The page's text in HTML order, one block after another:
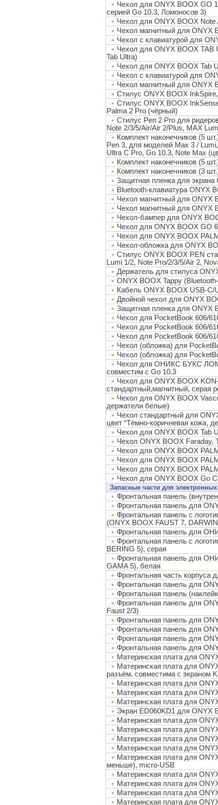
Чехол для ONYX BOOX GO
серией Go 10.3, Ломоносов 3)
Чехол для ONYX BOOX Note
Чехол магнитный для ONYX
Чехол с клавиатурой для
Чехол для ONYX BOOX TAB
Tab Ultra)
Чехол для ONYX BOOX Tab
Чехол с клавиатурой для
Чехол магнитный для ONYX
Стилус ONYX BOOX
Стилус ONYX BOOX
Palma 2 Pro (чёрный)
Стилус Pen 2 Pro для
Note 2/3/5/Air/Air 2/Plus, MAX
Комплект наконечников (5
Pen 3, для моделей Max 3 /
Ultra C Pro, Go 10.3, Note Max
Комплект наконечников (5
Комплект наконечников (3
Защитная пленка для
Bluetooth-клавиатура ONYX
Чехол магнитный для ONYX
Чехол магнитный для ONYX
Чехол-бампер для ONYX
Чехол для ONYX BOOX GO
Чехол для ONYX BOOX
Чехол-обложка для ONYX
Стилус ONYX BOOX PEN
Lumi 1/2, Note Pro/2/3/5/Air 2,
Держатель для стилуса
ONYX BOOX Tappy
Кабель ONYX BOOX USB-C/
Двойной чехол для ONYX
Защитная пленка для ONYX
Чехол для PocketBook 606/
Чехол для PocketBook 606/
Чехол для PocketBook 606/
Чехол (обложка) для
Чехол (обложка) для
Чехол для ОНИКС БУКС
совместим с Go 10.3
Чехол для ONYX BOOX
стандартный,магнитный, серая
Чехол для ONYX BOOX
держатели белые)
Чехол стандартный для
цвет “Тёмно-коричневая кожа,
Чехол для ONYX BOOX Tab
Чехол ONYX BOOX Faraday,
Чехол для ONYX BOOX
Чехол для ONYX BOOX
Чехол для ONYX BOOX
Чехол для ONYX BOOX Go
Запасные части для электронных
Фронтальная панель
Фронтальная панель для
Фронтальная панель с
(ONYX BOOX FAUST 7,
Фронтальная панель для
Фронтальная панель с
BERING 5), серая
Фронтальная панель для
GAMA 5), белая
Фронтальная часть корпуса
Фронтальная панель для
Фронтальная панель
Фронтальная панель для
Faust 2/3)
Фронтальная панель для
Фронтальная панель для
Фронтальная панель для
Фронтальная панель для
Материнская плата для
Материнская плата для
разъём, совместима с экраном
Материнская плата для
Материнская плата для
Материнская плата для
Экран ED060KD1 для ONYX
Материнская плата для
Материнская плата для
Материнская плата для
Материнская плата для
Материнская плата для
меньше), micro-USB
Материнская плата для
Материнская плата для
Материнская плата для
Материнская плата для